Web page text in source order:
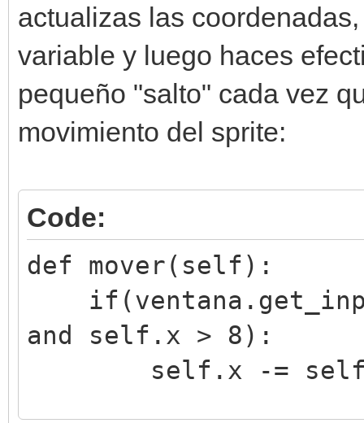
actualizas las
variable y luego haces
pequeño "salto" cada vez
movimiento del sprite:
Code:
def mover(self):
and self.x > 8):
self.x -=